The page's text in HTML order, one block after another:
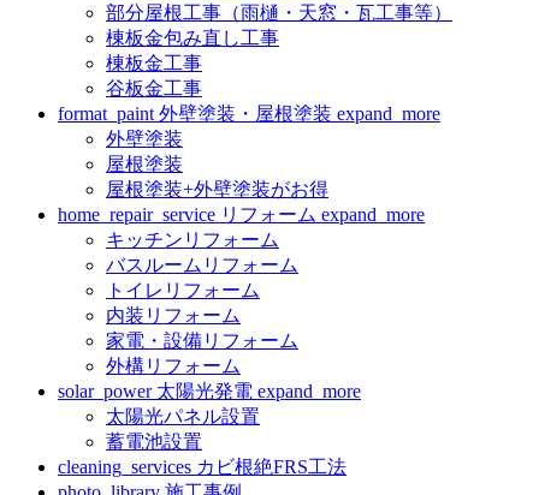
部分屋根工事（雨樋・天窓・瓦工事等）
棟板金包み直し工事
棟板金工事
谷板金工事
format_paint 外壁塗装・屋根塗装 expand_more
外壁塗装
屋根塗装
屋根塗装+外壁塗装がお得
home_repair_service リフォーム expand_more
キッチンリフォーム
バスルームリフォーム
トイレリフォーム
内装リフォーム
家電・設備リフォーム
外構リフォーム
solar_power 太陽光発電 expand_more
太陽光パネル設置
蓄電池設置
cleaning_services カビ根絶FRS工法